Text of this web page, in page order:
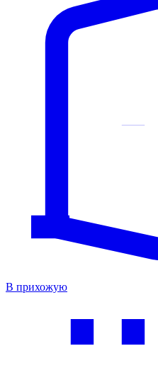
В прихожую